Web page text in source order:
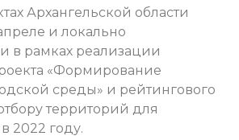
Архангельской области
и локально
в рамках реализации
«Формирование
среды» и рейтингового
территорий для
2022 году.